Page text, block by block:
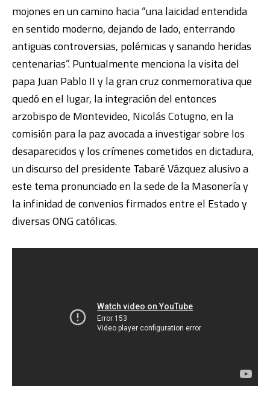
mojones en un camino hacia “una laicidad entendida
en sentido moderno, dejando de lado, enterrando
antiguas controversias, polémicas y sanando heridas
centenarias”. Puntualmente menciona la visita del
papa Juan Pablo II y la gran cruz conmemorativa que
quedó en el lugar, la integración del entonces
arzobispo de Montevideo, Nicolás Cotugno, en la
comisión para la paz avocada a investigar sobre los
desaparecidos y los crímenes cometidos en dictadura,
un discurso del presidente Tabaré Vázquez alusivo a
este tema pronunciado en la sede de la Masonería y
la infinidad de convenios firmados entre el Estado y
diversas ONG católicas.